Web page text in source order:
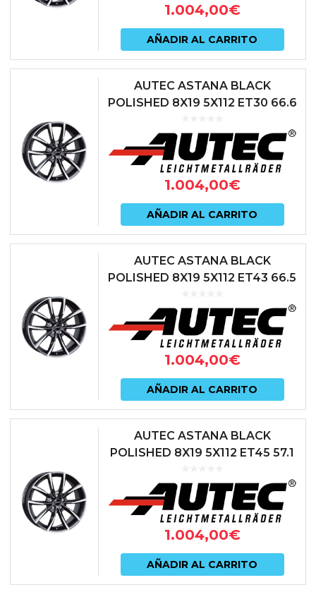
1.004,00€
AÑADIR AL CARRITO
AUTEC ASTANA BLACK
POLISHED 8X19 5X112 ET30 66.6
1.004,00€
AÑADIR AL CARRITO
AUTEC ASTANA BLACK
POLISHED 8X19 5X112 ET43 66.5
1.004,00€
AÑADIR AL CARRITO
AUTEC ASTANA BLACK
POLISHED 8X19 5X112 ET45 57.1
1.004,00€
AÑADIR AL CARRITO